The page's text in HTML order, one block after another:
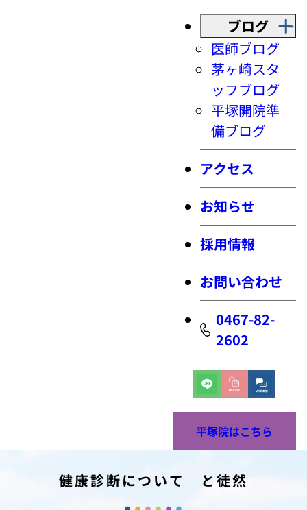
ブログ
医師ブログ
茅ヶ崎スタ
ッフブログ
平塚開院準
備ブログ
アクセス
お知らせ
採用情報
お問い合わせ
0467-82-
2602
平塚院はこちら
健康診断について と徒然